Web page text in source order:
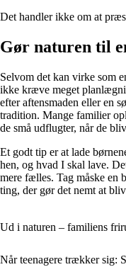
Det handler ikke om at
Gør naturen til
Selvom det kan virke som
ikke kræve meget
efter aftensmaden eller en
tradition. Mange familier
de små udflugter, når de
Et godt tip er at lade
hen, og hvad I skal lave.
mere fælles. Tag måske en
ting, der gør det nemt at
Ud i naturen – familiens
Når teenagere trækker sig: